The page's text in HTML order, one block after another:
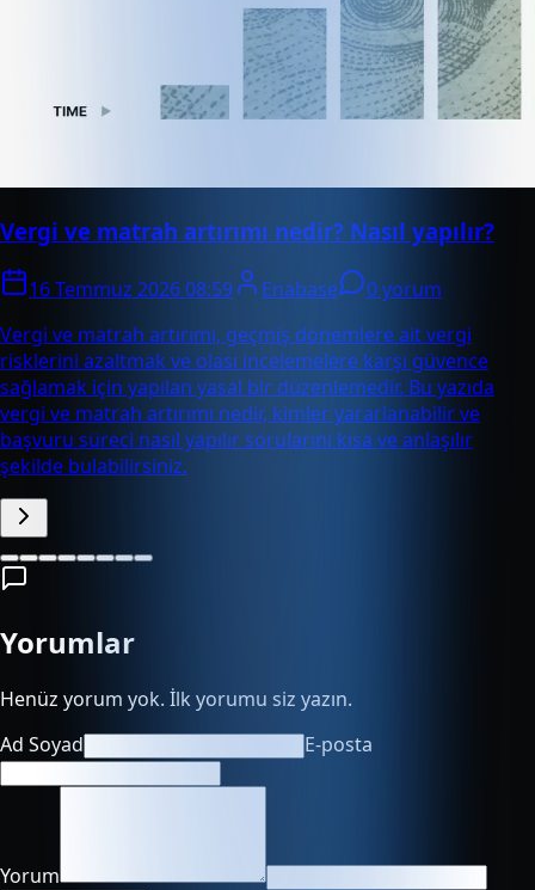
Vergi ve matrah artırımı nedir? Nasıl yapılır?
16 Temmuz 2026 08:59 Enabase
0 yorum
Vergi ve matrah artırımı, geçmiş dönemlere ait vergi
risklerini azaltmak ve olası incelemelere karşı güvence
sağlamak için yapılan yasal bir düzenlemedir. Bu yazıda
vergi ve matrah artırımı nedir, kimler yararlanabilir ve
başvuru süreci nasıl yapılır sorularını kısa ve anlaşılır
şekilde bulabilirsiniz.
Yorumlar
Henüz yorum yok. İlk yorumu siz yazın.
Ad Soyad
E-posta
Yorum